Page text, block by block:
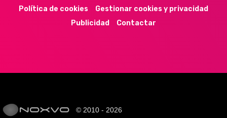
Política de cookies
Gestionar cookies y privacidad
Publicidad
Contactar
© 2010 - 2026